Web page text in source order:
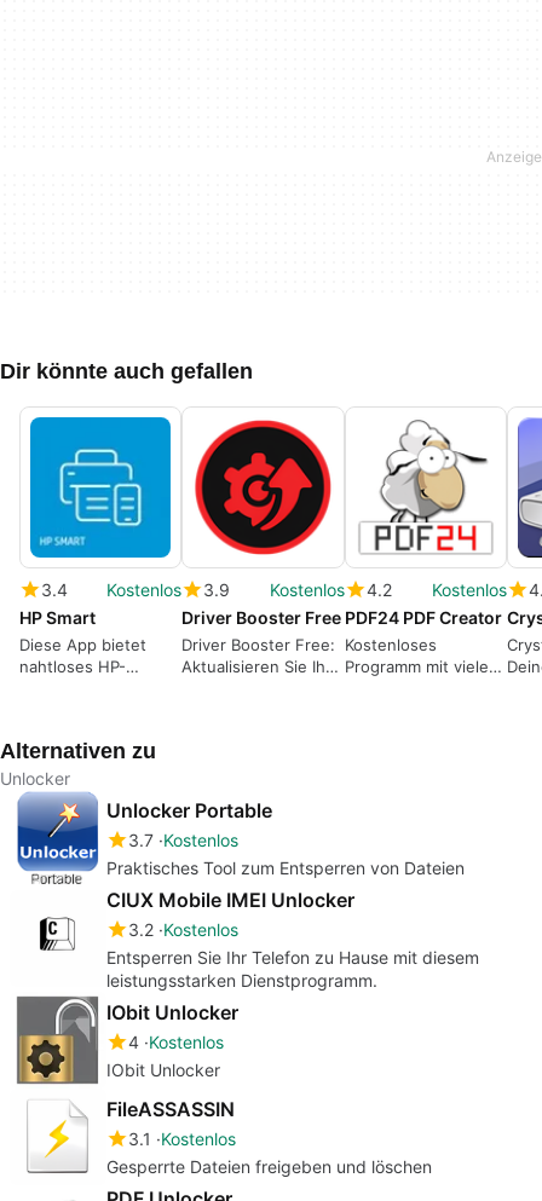
Dir könnte auch gefallen
3.4
Kostenlos
HP Smart
Diese App bietet
nahtloses HP-
3.9
Kostenlos
Driver Booster Free
Driver Booster Free:
Aktualisieren Sie Ihre
4.2
Kostenlos
PDF24 PDF Creator
Kostenloses
Programm mit vielen
Alternativen zu
Unlocker
Unlocker Portable
3.7 Kostenlos
Praktisches Tool zum Entsperren von Dateien
CIUX Mobile IMEI Unlocker
3.2 Kostenlos
Entsperren Sie Ihr Telefon zu Hause mit diesem
leistungsstarken Dienstprogramm.
IObit Unlocker
4 Kostenlos
IObit Unlocker
FileASSASSIN
3.1
Kostenlos
Gesperrte Dateien freigeben und löschen